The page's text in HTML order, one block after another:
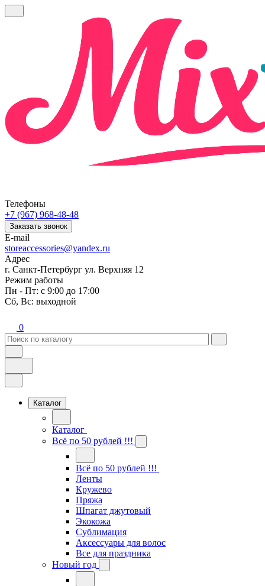
Телефоны
+7 (967) 968-48-48
Заказать звонок
E-mail
storeaccessories@yandex.ru
Адрес
г. Санкт-Петербург ул. Верхняя 12
Режим работы
Пн - Пт: с 9:00 до 17:00
Сб, Вс: выходной
0
Каталог
Каталог
Всё по 50 рублей !!!
Всё по 50 рублей !!!
Ленты
Кружево
Пряжа
Шпагат джутовый
Экокожа
Сублимация
Аксессуары для волос
Все для праздника
Новый год